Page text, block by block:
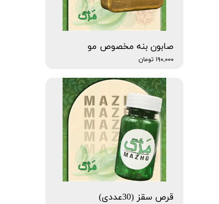
صابون بنه مخصوص مو
۱۹۰,۰۰۰ تومان
قرص سقز (30عددی)